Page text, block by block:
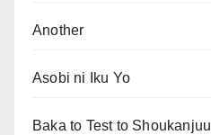
Another
Asobi ni Iku Yo
Baka to Test to Shoukanjuu